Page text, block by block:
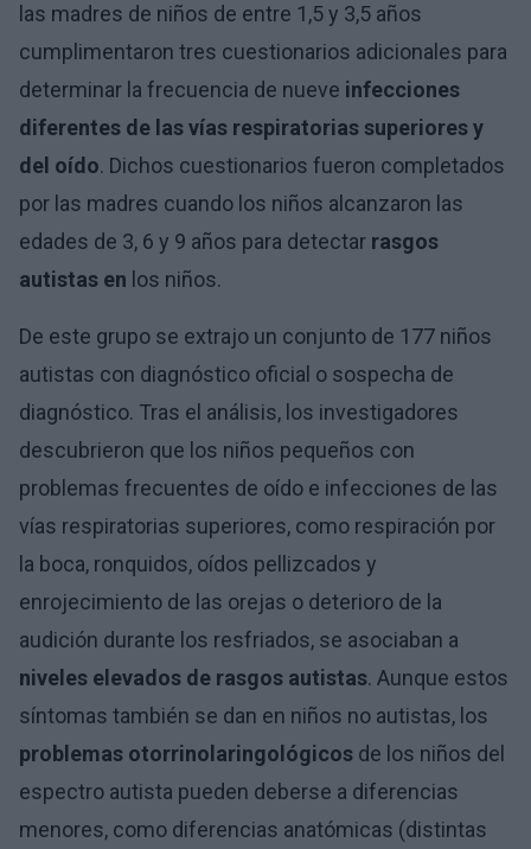
las madres de niños de entre 1,5 y 3,5 años
cumplimentaron tres cuestionarios adicionales para
determinar la frecuencia de nueve infecciones
diferentes de las vías respiratorias superiores y
del oído. Dichos cuestionarios fueron completados
por las madres cuando los niños alcanzaron las
edades de 3, 6 y 9 años para detectar rasgos
autistas en los niños.
De este grupo se extrajo un conjunto de 177 niños
autistas con diagnóstico oficial o sospecha de
diagnóstico. Tras el análisis, los investigadores
descubrieron que los niños pequeños con
problemas frecuentes de oído e infecciones de las
vías respiratorias superiores, como respiración por
la boca, ronquidos, oídos pellizcados y
enrojecimiento de las orejas o deterioro de la
audición durante los resfriados, se asociaban a
niveles elevados de rasgos autistas. Aunque estos
síntomas también se dan en niños no autistas, los
problemas otorrinolaringológicos de los niños del
espectro autista pueden deberse a diferencias
menores, como diferencias anatómicas (distintas